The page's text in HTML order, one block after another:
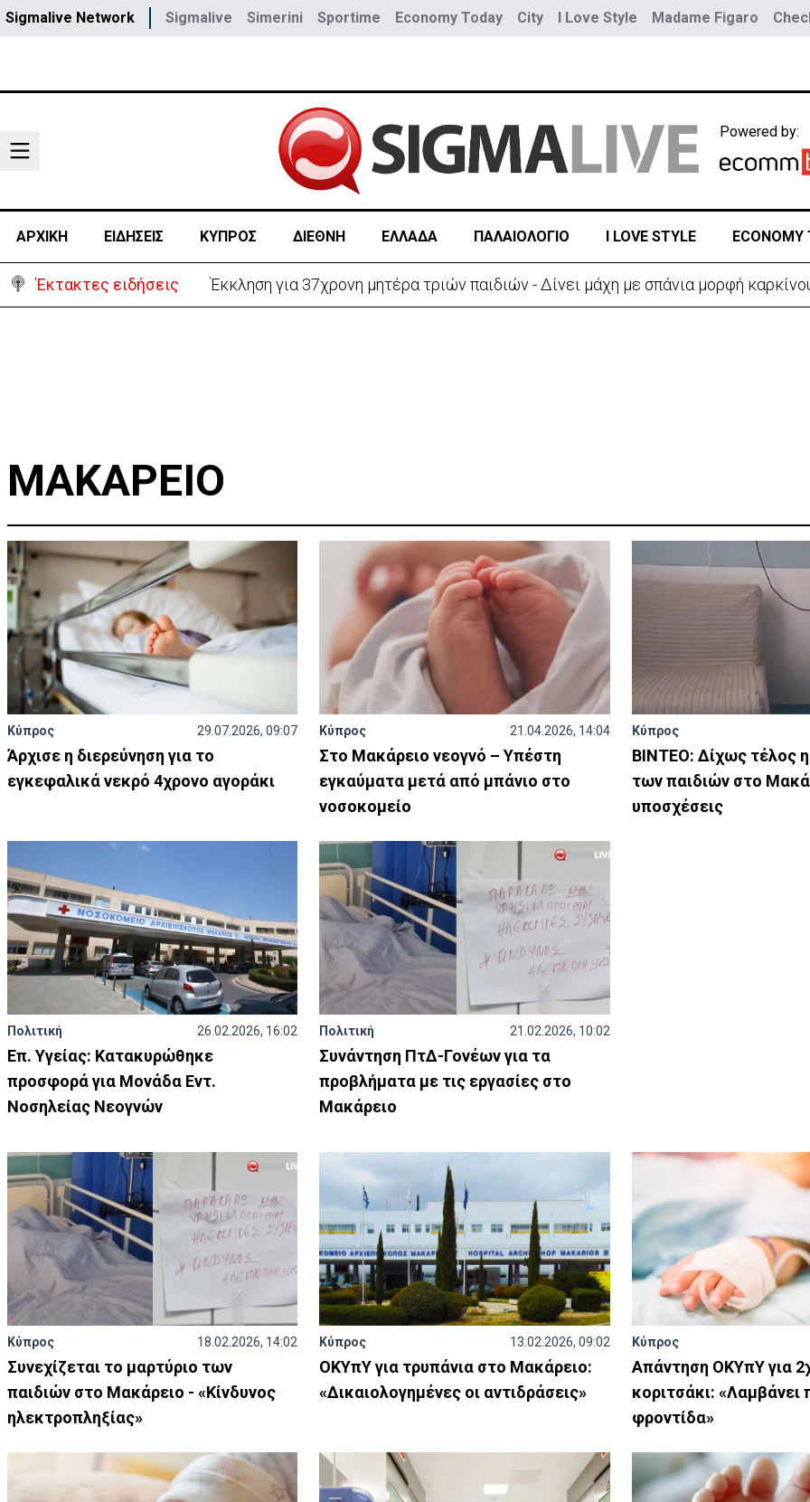
Sigmalive Network Sigmalive Simerini Sportime Economy Today City I Love Style Madame Figaro
Powered by:
ΑΡΧΙΚΗ ΕΙΔΗΣΕΙΣ ΚΥΠΡΟΣ ΔΙΕΘΝΗ ΕΛΛΑΔΑ ΠΑΛΑΙΟΛΟΓΙΟ I LOVE STYLE ECONOMY
Έκτακτες ειδήσεις Έκκληση για 37χρονη μητέρα τριών παιδιών - Δίνει μάχη με σπάνια μορφή
ΜΑΚΑΡΕΙΟ
Κύπρος 29.07.2026, 09:07
Άρχισε η διερεύνηση για το
εγκεφαλικά νεκρό 4χρονο αγοράκι
Κύπρος 21.04.2026, 14:04
Στο Μακάρειο νεογνό – Υπέστη
εγκαύματα μετά από μπάνιο στο
νοσοκομείο
Κύπρος
ΒΙΝΤΕΟ: Δίχως τέλος
των παιδιών στο
υποσχέσεις
Πολιτική 26.02.2026, 16:02
Επ. Υγείας: Κατακυρώθηκε
προσφορά για Μονάδα Εντ.
Νοσηλείας Νεογνών
Πολιτική 21.02.2026, 10:02
Συνάντηση ΠτΔ-Γονέων για τα
προβλήματα με τις εργασίες στο
Μακάρειο
Κύπρος 18.02.2026, 14:02
Συνεχίζεται το μαρτύριο των
παιδιών στο Μακάρειο - «Κίνδυνος
ηλεκτροπληξίας»
Κύπρος 13.02.2026, 09:02
ΟΚΥπΥ για τρυπάνια στο Μακάρειο:
«Δικαιολογημένες οι αντιδράσεις»
Κύπρος
Απάντηση ΟΚΥπΥ για
κοριτσάκι: «Λαμβάνει
φροντίδα»